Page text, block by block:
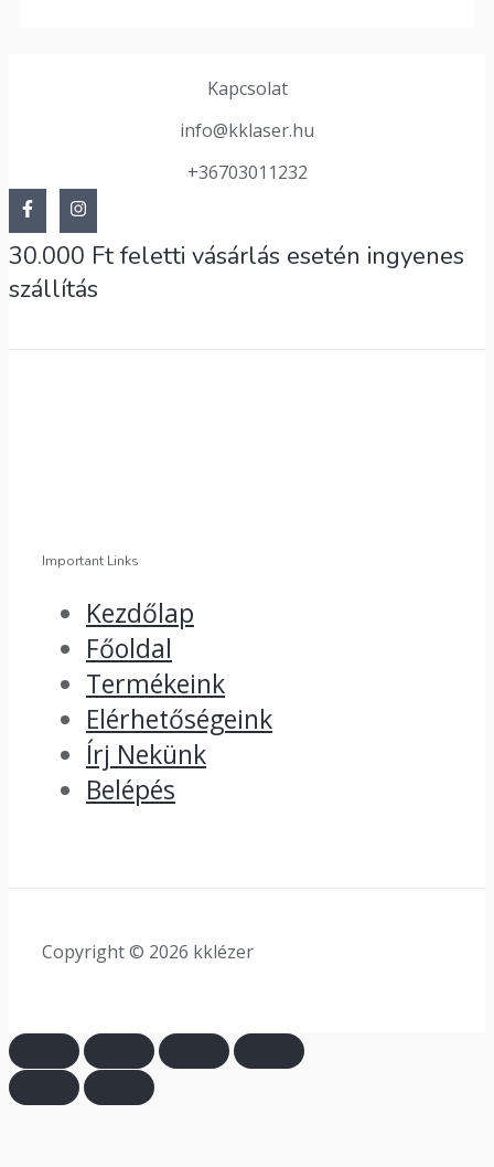
Kapcsolat
info@kklaser.hu
+36703011232
30.000 Ft feletti vásárlás esetén ingyenes
szállítás
Important Links
Kezdőlap
Főoldal
Termékeink
Elérhetőségeink
Írj Nekünk
Belépés
Copyright © 2026 kklézer